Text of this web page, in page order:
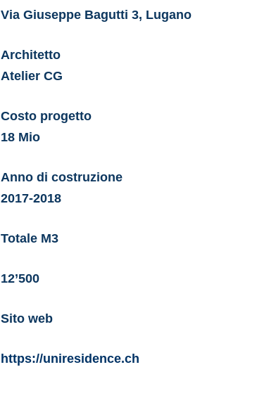
Via Giuseppe Bagutti 3, Lugano
Architetto
Atelier CG
Costo progetto
18 Mio
Anno di costruzione
2017-2018
Totale M3
12’500
Sito web
https://uniresidence.ch